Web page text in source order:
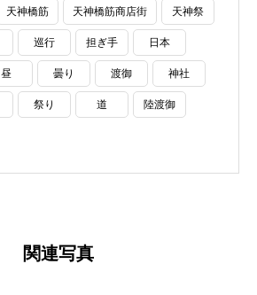
天神橋筋 天神橋筋商店街 天神祭
巡行 担ぎ手 日本
昼 曇り 渡御 神社
祭り 道 陸渡御
関連写真